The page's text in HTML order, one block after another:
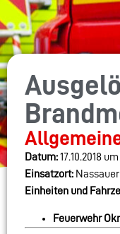
Datum:17.10.2018
Einsatzort:
Einheiten und
Feuerwehr